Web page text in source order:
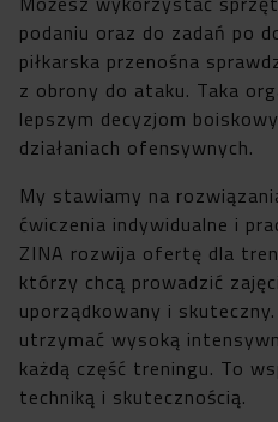
podaniu oraz do zadań po
piłkarska przenośna
z obrony do ataku. Taka
lepszym decyzjom
działaniach ofensywnych.
My stawiamy na
ćwiczenia indywidualne i
ZINA rozwija ofertę dla
którzy chcą prowadzić
uporządkowany i
utrzymać wysoką
każdą część treningu. To
techniką i skutecznością.